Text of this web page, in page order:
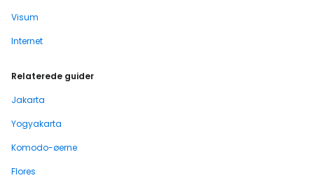
Visum
Internet
Relaterede guider
Jakarta
Yogyakarta
Komodo-øerne
Flores